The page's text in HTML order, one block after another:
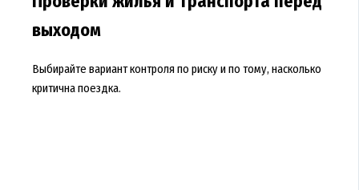
выходом
Выбирайте вариант контроля по риску и по тому, насколько
критична поездка.